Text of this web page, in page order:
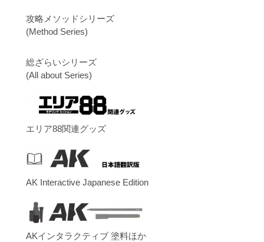
攻略メソッドシリーズ
(Method Series)
総ざらいシリーズ
(All about Series)
エリア88関連グッズ
AK Interactive Japanese Edition
AKインタラクティブ 塗料ほか